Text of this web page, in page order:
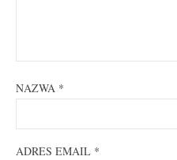
NAZWA *
ADRES EMAIL *